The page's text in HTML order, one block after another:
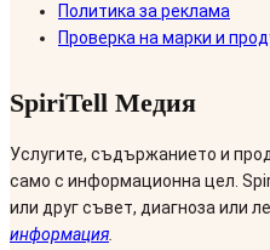
Политика за реклама
Проверка на марки и
SpiriTell Медия
Услугите, съдържанието и
само с информационна цел.
или друг съвет, диагноза или
информация.